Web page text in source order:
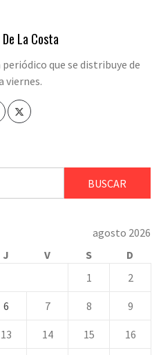
La Costa
que se distribuye de
viernes.
agosto 2026
J V S
D
1
2
6 7 8 9
13 14 15 16